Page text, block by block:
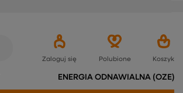
Zaloguj się Polubione Koszyk
ENERGIA ODNAWIALNA (OZE)